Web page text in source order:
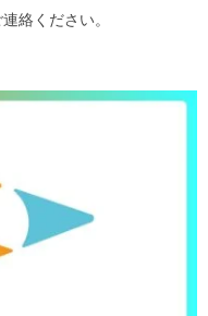
絡ください。